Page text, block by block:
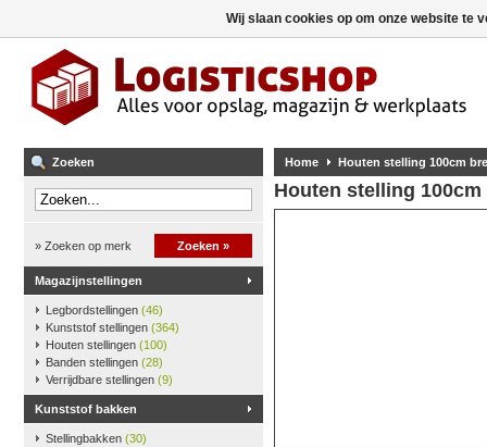
Zoeken
» Zoeken op merk Zoeken »
Magazijnstellingen
Legbordstellingen (46)
Kunststof stellingen (364)
Houten stellingen (100)
Banden stellingen (28)
Verrijdbare stellingen (9)
Kunststof bakken
Stellingbakken (30)
Home Houten stelling 100cm
Houten stelling
Wij slaan cookies op om onze website te